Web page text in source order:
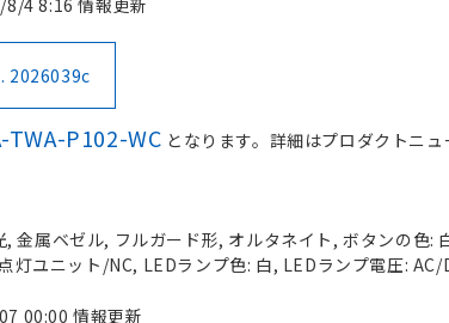
8/4 8:16 情報更新
2026039c
TWA-P102-WC となります。詳細はプロダクトニ
金属ベゼル, フルガード形, オルタネイト, ボタンの色:
灯ユニット/NC, LEDランプ色: 白, LEDランプ電圧: AC/
00:00 情報更新